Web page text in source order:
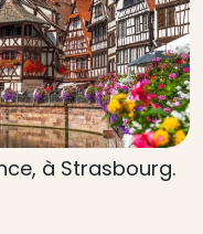
à Strasbourg.